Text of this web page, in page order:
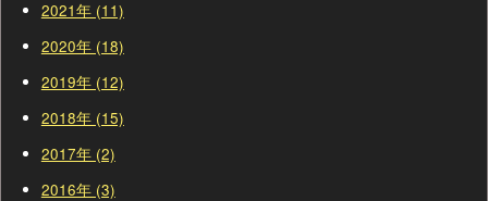
2021年 (11)
2020年 (18)
2019年 (12)
2018年 (15)
2017年 (2)
2016年 (3)